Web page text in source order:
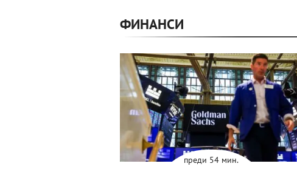
ФИНАНСИ
преди 54 мин.